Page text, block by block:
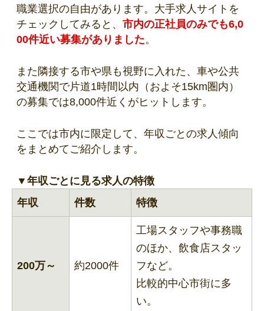
職業選択の自由があります。大手求人サイトを
チェックしてみると、 市内の正社員のみでも6,0
00件近い募集がありました。
また隣接する市や県も視野に入れた、車や公共
交通機関で片道1時間以内（およそ15km圏内）
の募集では8,000件近くがヒットします。
ここでは市内に限定して、年収ごとの求人傾向
をまとめてご紹介します。
▼年収ごとに見る求人の特徴
年収
件数 特徴
200万～ 約2000件
工場スタッフや事務職
のほか、飲食店スタッ
フなど。
比較的中心市街に多
い。